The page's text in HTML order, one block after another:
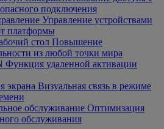
подключения
Управление устройствами
платформы
стол Повышение
из любой точки мира
Функция удаленной активации
экрана Визуальная связь в режиме
обслуживание Оптимизация
обслуживания